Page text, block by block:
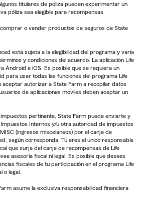
titulares de póliza pueden experimentar un
póliza sea elegible para recompensas.
o vender productos de seguros de State
está sujeta a la elegibilidad del programa y varía
y condiciones del acuerdo. La aplicación Life
Android e iOS. Es posible que se requiera un
para usar todas las funciones del programa Life
aceptar autorizar a State Farm a recopilar datos
de aplicaciones móviles deben aceptar un
pertinente, State Farm puede enviarte y
Internos y/u otra autoridad de impuestos
(ingresos misceláneos) por el canje de
según corresponda. Tú eres el único responsable
que surja del canje de recompensas de Life
asesoría fiscal ni legal. Es posible que desees
fiscales de tu participación en el programa Life
o legal.
asume la exclusiva responsabilidad financiera